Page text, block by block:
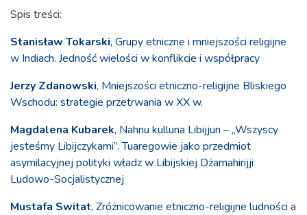
Spis treści:
Stanisław Tokarski, Grupy etniczne i mniejszości religijne
w Indiach. Jedność wielości w konflikcie i współpracy
Jerzy Zdanowski, Mniejszości etniczno-religijne Bliskiego
Wschodu: strategie przetrwania w XX w.
Magdalena Kubarek, Nahnu kulluna Libijjun – „Wszyscy
jesteśmy Libijczykami”. Tuaregowie jako przedmiot
asymilacyjnej polityki władz w Libijskiej Dżamahirijji
Ludowo-Socjalistycznej
Mustafa Switat, Zróżnicowanie etniczno-religijne ludności a